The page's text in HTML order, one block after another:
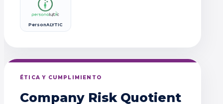
PersonALYTIC
ÉTICA Y CUMPLIMIENTO
Company Risk Quotient